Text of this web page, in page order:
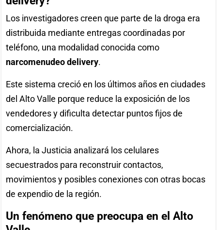
Los investigadores creen que parte de la droga era
distribuida mediante entregas coordinadas por
teléfono, una modalidad conocida como
narcomenudeo delivery.
Este sistema creció en los últimos años en ciudades
del Alto Valle porque reduce la exposición de los
vendedores y dificulta detectar puntos fijos de
comercialización.
Ahora, la Justicia analizará los celulares
secuestrados para reconstruir contactos,
movimientos y posibles conexiones con otras bocas
de expendio de la región.
Un fenómeno que preocupa en el Alto